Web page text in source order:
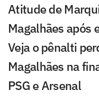
Atitude de
Magalhães após
Veja o pênalti
Magalhães na
PSG e Arsenal